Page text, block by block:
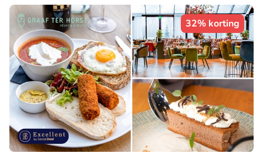
32% korting